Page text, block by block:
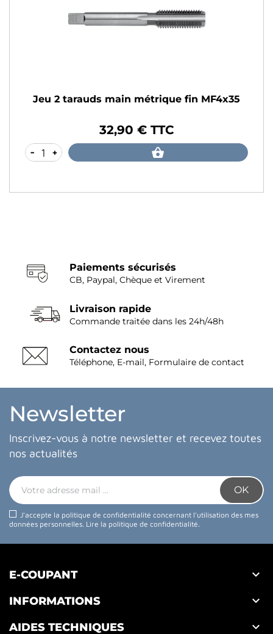
Jeu 2 tarauds main métrique fin MF4x35
32,90 € TTC
- +
Paiements sécurisés
CB, Paypal, Chèque et Virement
Livraison rapide
Commande traitée dans les 24h/48h
Contactez nous
Téléphone, E-mail, Formulaire de contact
Newsletter
Inscrivez-vous à notre newsletter et recevez toutes
nos actualités
J'accepte la politique de confidentialité concernant l'utilisation des mes
données personnelles. Lire la politique de confidentialité.
E-COUPANT 
INFORMATIONS 
AIDES TECHNIQUES 